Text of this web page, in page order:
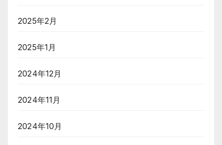
2025年2月
2025年1月
2024年12月
2024年11月
2024年10月